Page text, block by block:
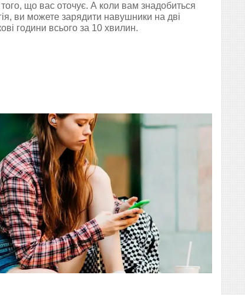
того, що вас оточує. А коли вам знадобиться
ви можете зарядити навушники на дві
години всього за 10 хвилин.